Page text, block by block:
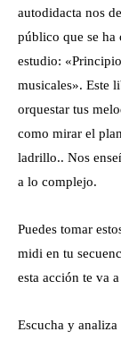
autodidacta nos
público que se ha
estudio:
musicales». Este
orquestar tus
como mirar el
ladrillo.. Nos
a lo complejo.
Puedes tomar
midi en tu
esta acción te va
Escucha y